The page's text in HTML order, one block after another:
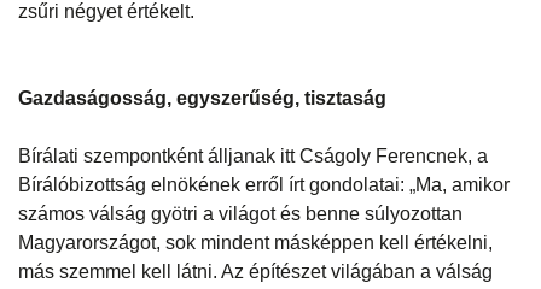
zsűri négyet értékelt.
Gazdaságosság, egyszerűség, tisztaság
Bírálati szempontként álljanak itt Cságoly Ferencnek, a
Bírálóbizottság elnökének erről írt gondolatai: „Ma, amikor
számos válság gyötri a világot és benne súlyozottan
Magyarországot, sok mindent másképpen kell értékelni,
más szemmel kell látni. Az építészet világában a válság